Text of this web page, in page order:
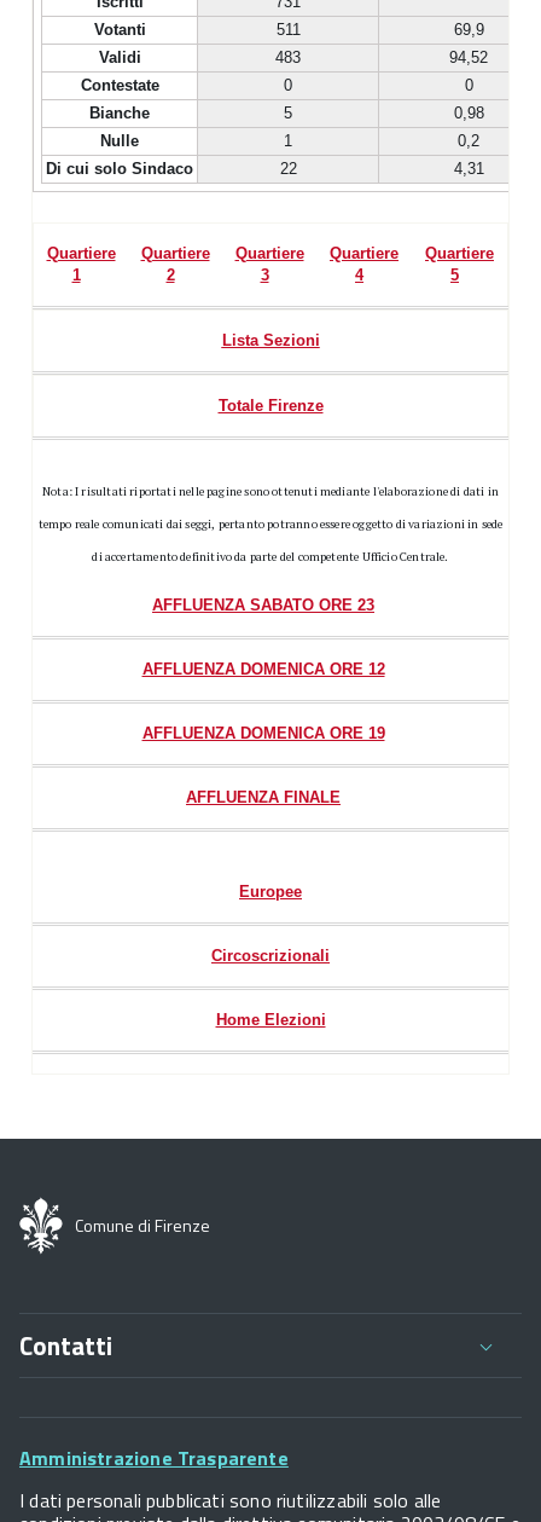
Votanti
511
69,9
Validi
483
94,52
Contestate
0
0
Bianche
5
0,98
Nulle
1
0,2
Di cui solo Sindaco
22 4,31
Quartiere
1
Quartiere
2
Quartiere
3
Quartiere
4
Quartiere
5
Lista Sezioni
Totale Firenze
Nota: I risultati riportati nelle pagine sono ottenuti mediante l'elaborazione di dati in
tempo reale comunicati dai seggi, pertanto potranno essere oggetto di variazioni in sede
di accertamento definitivo da parte del competente Ufficio Centrale.
AFFLUENZA SABATO ORE 23
AFFLUENZA DOMENICA ORE 12
AFFLUENZA DOMENICA ORE 19
AFFLUENZA FINALE
Europee
Circoscrizionali
Home Elezioni
Comune di Firenze
Contatti
Palazzo Vecchio
P.IVA 01307110484
Footer
Amministrazione Trasparente
I dati personali pubblicati sono riutilizzabili solo alle